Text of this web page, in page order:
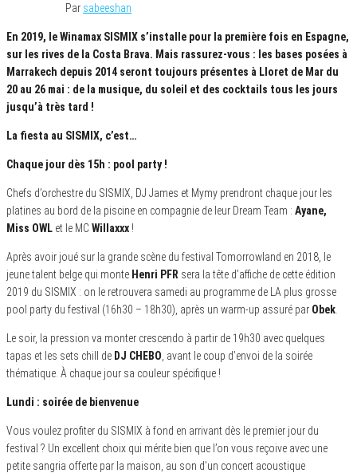
Par sabeeshan
En 2019, le Winamax SISMIX s’installe pour la première fois en Espagne,
sur les rives de la Costa Brava. Mais rassurez-vous : les bases posées à
Marrakech depuis 2014 seront toujours présentes à Lloret de Mar du
20 au 26 mai : de la musique, du soleil et des cocktails tous les jours
jusqu’à très tard !
La fiesta au SISMIX, c’est…
Chaque jour dès 15h : pool party !
Chefs d’orchestre du SISMIX, DJ James et Mymy prendront chaque jour les
platines au bord de la piscine en compagnie de leur Dream Team : Ayane,
Miss OWL et le MC Willaxxx !
Après avoir joué sur la grande scène du festival Tomorrowland en 2018, le
jeune talent belge qui monte Henri PFR sera la tête d’affiche de cette édition
2019 du SISMIX : on le retrouvera samedi au programme de LA plus grosse
pool party du festival (16h30 – 18h30), après un warm-up assuré par Obek
Le soir, la pression va monter crescendo à partir de 19h30 avec quelques
tapas et les sets chill de DJ CHEBO , avant le coup d’envoi de la soirée
thématique. À chaque jour sa couleur spécifique !
Lundi : soirée de bienvenue
Vous voulez profiter du SISMIX à fond en arrivant dès le premier jour du
festival ? Un excellent choix qui mérite bien que l’on vous reçoive avec une
petite sangria offerte par la maison, au son d’un concert acoustique